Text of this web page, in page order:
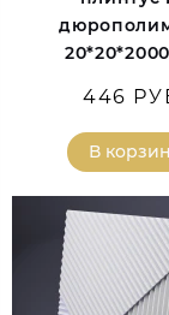
446
В